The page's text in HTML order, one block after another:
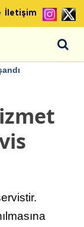
İletişim